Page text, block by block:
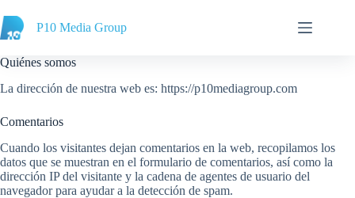
al
contenido
P10 Media Group
Quiénes somos
La dirección de nuestra web es: https://p10mediagroup.com
Comentarios
Cuando los visitantes dejan comentarios en la web, recopilamos los
datos que se muestran en el formulario de comentarios, así como la
dirección IP del visitante y la cadena de agentes de usuario del
navegador para ayudar a la detección de spam.